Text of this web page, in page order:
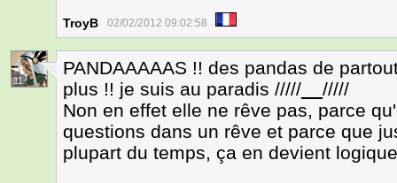
TroyB 02/02/2012 09:02:58
11
PANDAAAAAS !! des pandas de
plus !! je suis au paradis /////
/////
Non en effet elle ne rêve pas, parce
questions dans un rêve et parce que
plupart du temps, ça en devient